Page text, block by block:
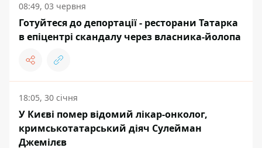
08:49, 03 червня
Готуйтеся до депортації - ресторани Татарка
в епіцентрі скандалу через власника-йолопа
18:05, 30 січня
У Києві помер відомий лікар-онколог,
кримськотатарський діяч Сулейман
Джемілєв